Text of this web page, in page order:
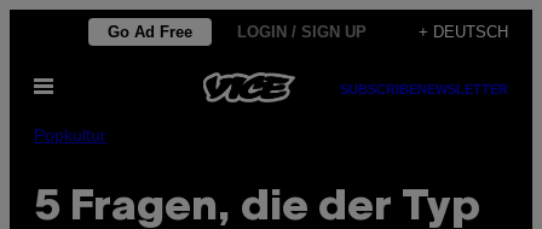
content
Go Ad Free LOGIN / SIGN UP + DEUTSCH
Open
SUBSCRIBENEWSLETTER
Popkultur
5 Fragen, die der Typ